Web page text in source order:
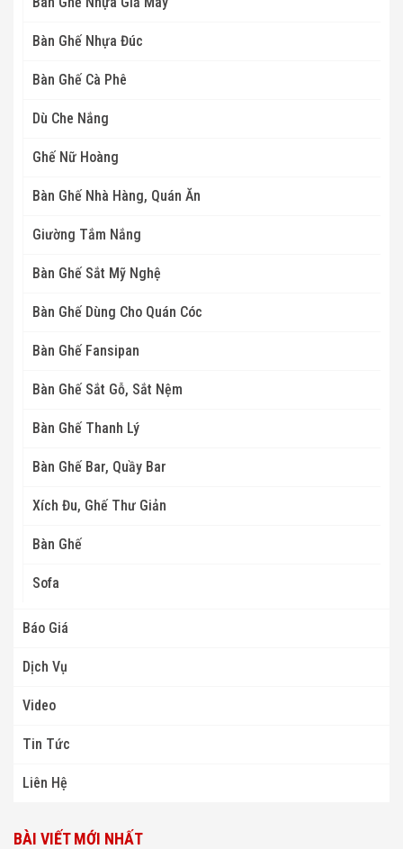
Bàn Ghế Nhựa Đúc
Bàn Ghế Cà Phê
Dù Che Nắng
Ghế Nữ Hoàng
Bàn Ghế Nhà Hàng, Quán Ăn
Giường Tắm Nắng
Bàn Ghế Sắt Mỹ Nghệ
Bàn Ghế Dùng Cho Quán Cóc
Bàn Ghế Fansipan
Bàn Ghế Sắt Gỗ, Sắt Nệm
Bàn Ghế Thanh Lý
Bàn Ghế Bar, Quầy Bar
Xích Đu, Ghế Thư Giản
Bàn Ghế
Sofa
Báo Giá
Dịch Vụ
Video
Tin Tức
Liên Hệ
BÀI VIẾT MỚI NHẤT